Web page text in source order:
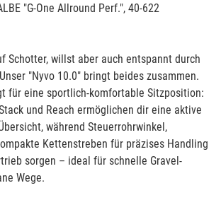
"G-One Allround Perf.", 40-622
Schotter, willst aber auch entspannt durch
"Nyvo 10.0" bringt beides zusammen.
für eine sportlich-komfortable Sitzposition:
und Reach ermöglichen dir eine aktive
während Steuerrohrwinkel,
Kettenstreben für präzises Handling
sorgen – ideal für schnelle Gravel-
Wege.